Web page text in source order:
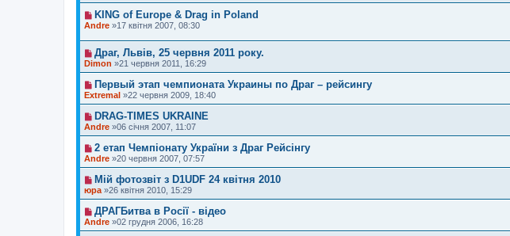
KING of Europe & Drag in Poland
Andre »17 квітня 2007, 08:30
Драг, Львів, 25 червня 2011 року.
Dimon »21 червня 2011, 16:29
Первый этап чемпионата Украины по Драг – рейсингу
Extremal »22 червня 2009, 18:40
DRAG-TIMES UKRAINE
Andre »06 січня 2007, 11:07
2 етап Чемпіонату України з Драг Рейсінгу
Andre »20 червня 2007, 07:57
Мій фотозвіт з D1UDF 24 квітня 2010
юра »26 квітня 2010, 15:29
ДРАГБитва в Росії - відео
Andre »02 грудня 2006, 16:28